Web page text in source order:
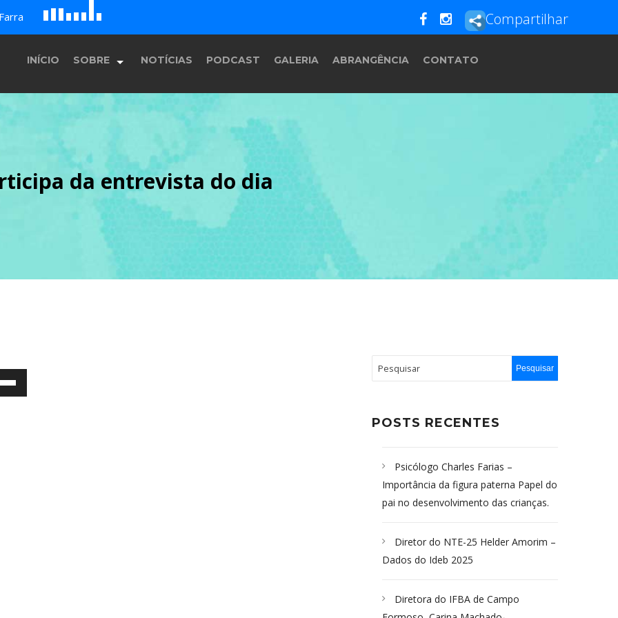
B c
E F G Compartilhar
INÍCIO SOBRE
História
Equipe
Programação
NOTÍCIAS PODCAST GALERIA ABRANGÊNCIA CONTATO
da entrevista do dia
POSTS RECENTES
Psicólogo Charles Farias –
Importância da figura paterna Papel do
pai no desenvolvimento das crianças.
Diretor do NTE-25 Helder Amorim –
Dados do Ideb 2025
Diretora do IFBA de Campo